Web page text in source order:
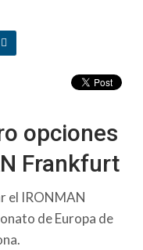
opciones
Frankfurt
el IRONMAN
de Europa de